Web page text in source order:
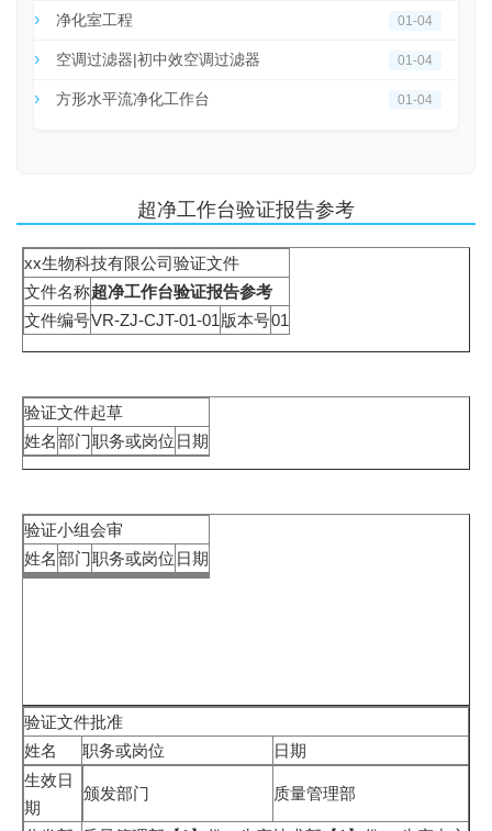
净化室工程 01-04
空调过滤器|初中效空调过滤器 01-04
方形水平流净化工作台 01-04
超净工作台验证报告参考
xx生物科技有限公司验证文件
文件名称超净工作台验证报告参考
文件编号VR-ZJ-CJT-01-01版本号01
验证文件起草
姓名部门职务或岗位 日期
验证小组会审
姓名部门职务或岗位 日期
验证文件批准
姓名
职务或岗位
日期
生效日
期
颁发部门 质量管理部